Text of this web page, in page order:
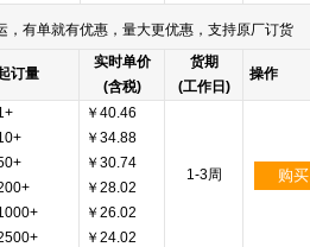
有单就有优惠，量大更优惠，支持原厂订货
订量
实时单价
(含税)
货期
(工作日)
操作
￥40.46
￥34.88
￥30.74
￥28.02
￥26.02
￥24.02
1-3周 购买